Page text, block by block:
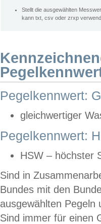
Stellt die ausgewählten
kann txt, csv oder zrxp
Pegelkennwert:
gleichwertiger
Pegelkennwert:
HSW – höchster
Sind in
Bundes mit den
ausgewählten
Sind immer für einen